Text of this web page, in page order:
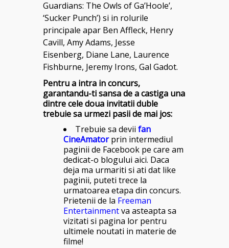
Guardians: The Owls of Ga’Hoole’,
‘Sucker Punch’) si in rolurile
principale apar Ben Affleck, Henry
Cavill, Amy Adams, Jesse
Eisenberg, Diane Lane, Laurence
Fishburne, Jeremy Irons, Gal Gadot.
Pentru a intra in concurs,
garantandu-ti sansa de a castiga una
dintre cele doua invitatii duble
trebuie sa urmezi pasii de mai jos:
Trebuie sa devii fan
CineAmator prin intermediul
paginii de Facebook pe care am
dedicat-o blogului aici. Daca
deja ma urmariti si ati dat like
paginii, puteti trece la
urmatoarea etapa din concurs.
Prietenii de la Freeman
Entertainmentva asteapta sa
vizitati si pagina lor pentru
ultimele noutati in materie de
filme!